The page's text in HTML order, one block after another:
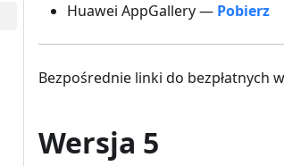
Huawei AppGallery — Pobierz
Bezpośrednie linki do bezpłatnych
Wersja 5